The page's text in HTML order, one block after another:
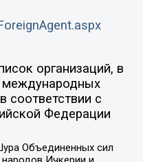
организаций, в
международных
соответствии с
Федерации
Объединенных сил